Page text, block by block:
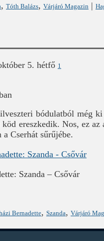
, Tóth Balázs, Várjáró Magazin|
5. hétfő 1
bódulatból még
ereszkedik. Nos, ez
Cserhát sűrűjébe.
Szanda – Csővár
Bernadette, Szanda, Várjáró